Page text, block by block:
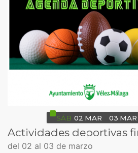
SÁB 02 MAR 03 MAR
Actividades deportivas
del 02 al 03 de marzo